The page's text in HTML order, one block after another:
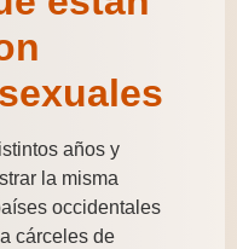
años y
la misma
occidentales
cárceles de